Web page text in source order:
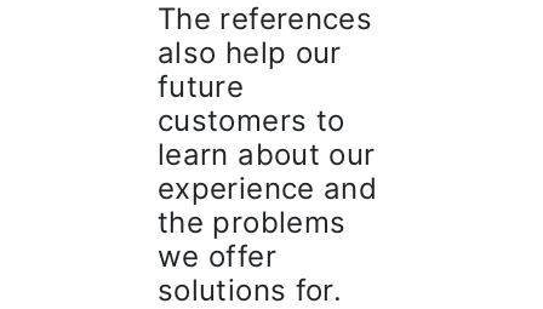
The references
also help our
future
customers to
learn about our
experience and
the problems
we offer
solutions for.